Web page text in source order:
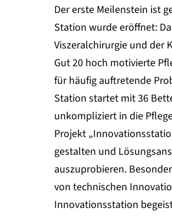
Der erste Meilenstein ist
Station wurde eröffnet:
Viszeralchirurgie und der
Gut 20 hoch motivierte
für häufig auftretende
Station startet mit 36
unkompliziert in die
Projekt
gestalten und
auszuprobieren.
von technischen
Innovationsstation